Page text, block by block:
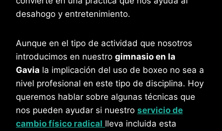
desahogo y entretenimiento.
Aunque en el tipo de actividad que nosotros
introducimos en nuestro gimnasio en la
Gavia la implicación del uso de boxeo no sea a
nivel profesional en este tipo de disciplina. Hoy
queremos hablar sobre algunas técnicas que
nos pueden ayudar si nuestro servicio de
cambio físico radical lleva incluida esta